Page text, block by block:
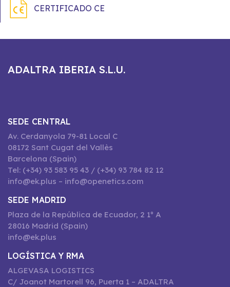
CERTIFICADO CE
ADALTRA IBERIA S.L.U.
SEDE CENTRAL
Av. Cerdanyola 79-81 Local C
08172 Sant Cugat del Vallès
Barcelona (Spain)
Tel: (+34) 93 583 95 43 / (+34) 93 784 82 12
info@ek.plus – info@openetics.com
SEDE MADRID
Plaza de la República de Ecuador, 2 1º A
28016 Madrid (Spain)
info@ek.plus
LOGÍSTICA Y RMA
ALGEVASA LOGISTICS
C/ Joanot Martorell 96, Puerta 1 – ADALTRA